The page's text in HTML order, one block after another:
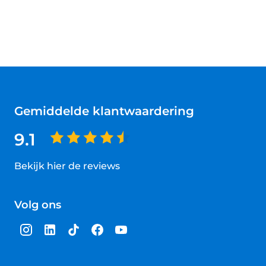
Gemiddelde klantwaardering
9.1
Bekijk hier de reviews
van
sterren
Volg ons